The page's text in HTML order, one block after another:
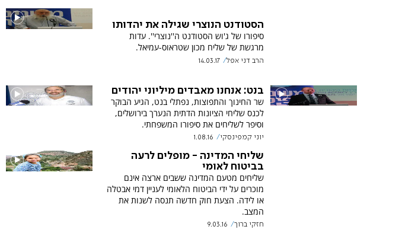
הסטודנט הנוצרי שגילה את יהדותו
סיפורו של ג'וש הסטודנט ה''נוצרי''. עדות
מרגשת של שליח מכון שטראוס-עמיאל.
הרב דני אפל 14.03.17
בנט: אנחנו מאבדים מיליוני יהודים
שר החינוך והתפוצות, נפתלי בנט, הגיע הבוקר
לכנס שליחי הציונות הדתית הנערך בירושלים,
וסיפר לשליחים את סיפורו המשפחתי.
יוני קמפינסקי 1.08.16
שליחי המדינה - מופלים לרעה
בביטוח לאומי
שליחים מטעם המדינה ששבים ארצה אינם
מוכרים על ידי הביטוח הלאומי לעניין דמי אבטלה
או לידה. הצעת חוק חדשה תנסה לשנות את
המצב.
חזקי ברוך 9.03.16